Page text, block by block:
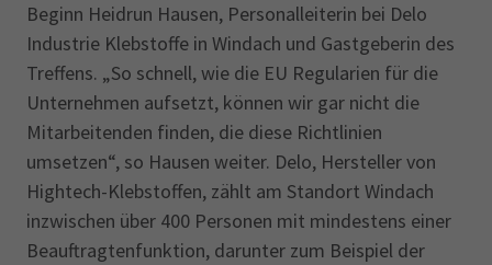
Beginn Heidrun Hausen, Personalleiterin bei Delo
Industrie Klebstoffe in Windach und Gastgeberin des
Treffens. „So schnell, wie die EU Regularien für die
Unternehmen aufsetzt, können wir gar nicht die
Mitarbeitenden finden, die diese Richtlinien
umsetzen“, so Hausen weiter. Delo, Hersteller von
Hightech-Klebstoffen, zählt am Standort Windach
inzwi­schen über 400 Personen mit mindestens einer
Beauftragtenfunktion, darunter zum Beispiel der